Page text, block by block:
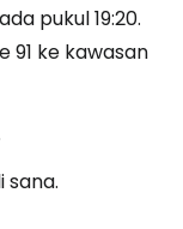
pukul 19:20.
91 ke kawasan
sana.